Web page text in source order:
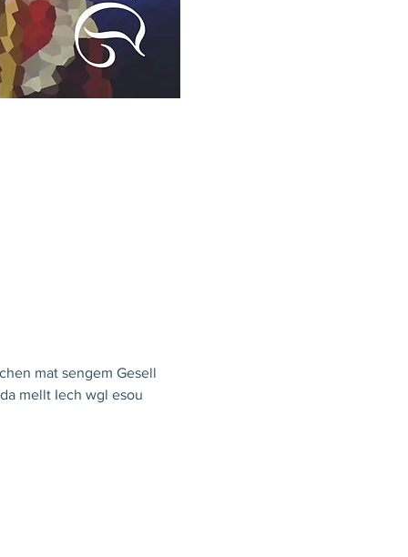
mat sengem Gesell
mellt Iech wgl esou